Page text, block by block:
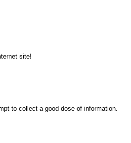
site!
to collect a good dose of information.